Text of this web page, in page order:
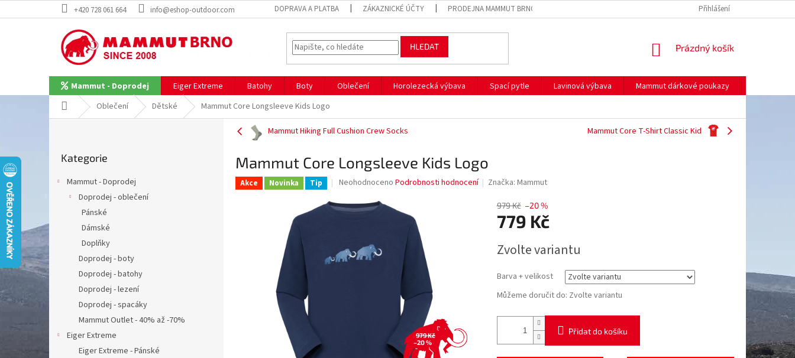
na
+420 728 061 664 info@eshop-outdoor.com DOPRAVA A PLATBA ZÁKAZNICKÉ ÚČTY PRODEJNA MAMMUT BRNO Přihlášení
HLEDAT
NÁKUPNÍ
Prázdný košík
Mammut - Doprodej Eiger Extreme Batohy Boty Oblečení Horolezecká výbava Spací pytle Lavinová výbava Mammut dárkové poukazy
Domů Oblečení Dětské Mammut Core Longsleeve Kids Logo
í
a
n
kategorie
Kategorie
Mammut - Doprodej
Doprodej - oblečení
Pánské
Dámské
Doplňky
Doprodej - boty
Doprodej - batohy
Doprodej - lezení
Doprodej - spacáky
Mammut Outlet - 40% až -70%
Eiger Extreme
Eiger Extreme - Pánské
Mammut Hiking Full Cushion Crew Socks Mammut Core T-Shirt Classic Kid
Mammut Core Longsleeve Kids Logo
Akce Novinka Tip
Průměrné
produktu
5
hvězdiček.
Neohodnoceno Podrobnosti hodnocení Značka:Mammut
979 Kč
–20 %
979 Kč –20 %
779 Kč
cena:
Zvolte variantu
Barva + velikost
Můžeme doručit do: Zvolte variantu
Přidat do košíku